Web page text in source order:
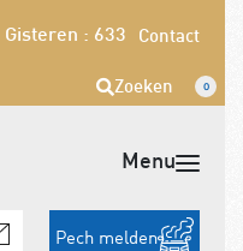
Gisteren : 633 Contact
Zoeken 0
Pech melden